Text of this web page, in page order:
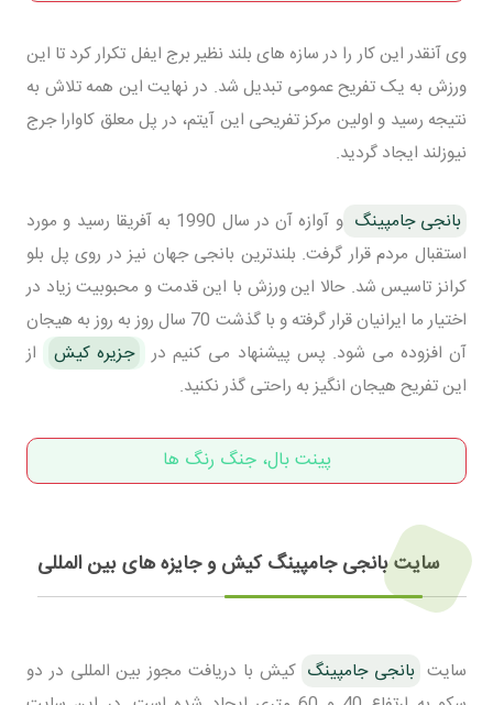
وی آنقدر این کار را در سازه های بلند نظیر برج ایفل تکرار کرد تا این
ورزش به یک تفریح عمومی تبدیل شد. در نهایت این همه تلاش به
نتیجه رسید و اولین مرکز تفریحی این آیتم، در پل معلق کاوارا جرج
نیوزلند ایجاد گردید.
بانجی جامپینگ
و آوازه آن در سال 1990 به آفریقا رسید و مورد
استقبال مردم قرار گرفت. بلندترین بانجی جهان نیز در روی پل بلو
کرانز تاسیس شد. حالا این ورزش با این قدمت و محبوبیت زیاد در
اختیار ما ایرانیان قرار گرفته و با گذشت 70 سال روز به روز به هیجان
آن افزوده می شود. پس پیشنهاد می کنیم در
جزیره کیش
از
این تفریح هیجان انگیز به راحتی گذر نکنید.
پینت بال، جنگ رنگ ها
سایت بانجی جامپینگ کیش و جایزه های بین المللی
سایت بانجی جامپینگ کیش با دریافت مجوز بین المللی در دو